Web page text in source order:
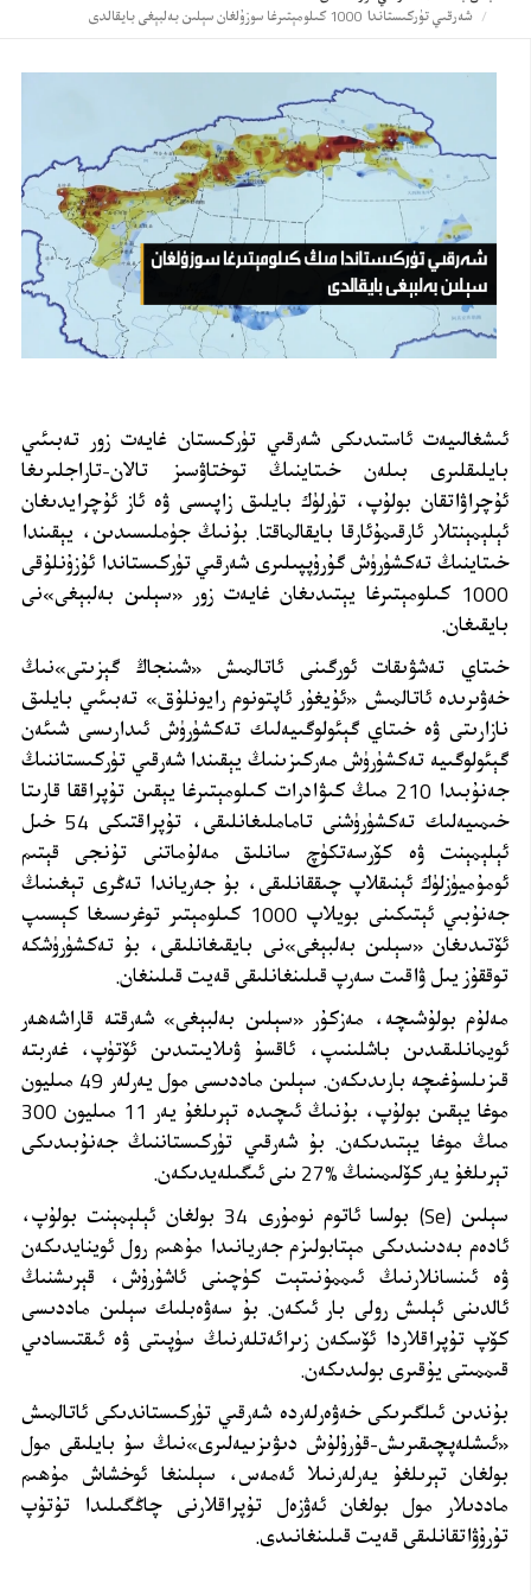
شەرقىي تۈركىستاندا 1000 كىلومېتىرغا سوزۇلغان سېلىن بەلبېغى بايقالدى
ئىشغالىيەت ئاستىدىكى شەرقىي تۈركىستان غايەت زور تەبىئىي
بايلىقلىرى بىلەن خىتاينىڭ توختاۋسىز تالان-تاراجلىرىغا
ئۇچراۋاتقان بولۇپ، تۈرلۈك بايلىق زاپىسى ۋە ئاز ئۇچرايدىغان
ئېلېمېنتلار ئارقىمۇئارقا بايقالماقتا. بۇنىڭ جۈملىسىدىن، يېقىندا
خىتاينىڭ تەكشۈرۈش گۇرۇپپىلىرى شەرقىي تۈركىستاندا ئۇزۇنلۇقى
1000 كىلومېتىرغا يېتىدىغان غايەت زور «سېلىن بەلبېغى»نى
بايقىغان.
خىتاي تەشۋىقات ئورگىنى ئاتالمىش «شىنجاڭ گېزىتى»نىڭ
خەۋىرىدە ئاتالمىش «ئۇيغۇر ئاپتونوم رايونلۇق» تەبىئىي بايلىق
نازارىتى ۋە خىتاي گېئولوگىيەلىك تەكشۈرۈش ئىدارىسى شىئەن
گېئولوگىيە تەكشۈرۈش مەركىزىنىڭ يېقىندا شەرقىي تۈركىستاننىڭ
جەنۇبىدا 210 مىڭ كىۋادرات كىلومېتىرغا يېقىن تۇپراققا قارىتا
خىمىيەلىك تەكشۈرۈشنى تاماملىغانلىقى، تۇپراقتىكى 54 خىل
ئېلېمېنت ۋە كۆرسەتكۈچ سانلىق مەلۇماتنى تۇنجى قېتىم
ئومۇميۈزلۈك ئېنىقلاپ چىققانلىقى، بۇ جەرياندا تەڭرى تېغىنىڭ
جەنۇبىي ئېتىكىنى بويلاپ 1000 كىلومېتىر توغرىسىغا كېسىپ
ئۆتىدىغان «سېلىن بەلبېغى»نى بايقىغانلىقى، بۇ تەكشۈرۈشكە
توققۇز يىل ۋاقىت سەرپ قىلىنغانلىقى قەيت قىلىنغان.
مەلۇم بولۇشىچە، مەزكۇر «سېلىن بەلبېغى» شەرقتە قاراشەھەر
ئويمانلىقىدىن باشلىنىپ، ئاقسۇ ۋىلايىتىدىن ئۆتۈپ، غەربتە
قىزىلسۇغىچە بارىدىكەن. سېلىن ماددىسى مول يەرلەر 49 مىليون
موغا يېقىن بولۇپ، بۇنىڭ ئىچىدە تېرىلغۇ يەر
11 مىليون 300
مىڭ موغا يېتىدىكەن. بۇ شەرقىي تۈركىستاننىڭ جەنۇبىدىكى
تېرىلغۇ يەر كۆلىمىنىڭ %27 ىنى
ئىگىلەيدىكەن.
سېلىن (Se
) بولسا ئاتوم نومۇرى 34 بولغان ئېلېمېنت بولۇپ،
ئادەم بەدىنىدىكى مېتابولىزم جەريانىدا مۇھىم رول ئوينايدىكەن
ۋە ئىنسانلارنىڭ ئىممۇنىتېت كۈچىنى ئاشۇرۇش، قېرىشنىڭ
ئالدىنى ئېلىش رولى بار ئىكەن. بۇ سەۋەبلىك سېلىن ماددىسى
كۆپ تۇپراقلاردا ئۆسكەن زىرائەتلەرنىڭ سۈپىتى ۋە ئىقتىسادىي
قىممىتى يۇقىرى بولىدىكەن.
بۇندىن ئىلگىرىكى خەۋەرلەردە شەرقىي تۈركىستاندىكى ئاتالمىش
«ئىشلەپچىقىرىش-قۇرۇلۇش دىۋىزىيەلىرى»نىڭ سۇ بايلىقى مول
بولغان تېرىلغۇ يەرلەرنىلا ئەمەس، سېلىنغا ئوخشاش مۇھىم
ماددىلار مول بولغان ئەۋزەل تۇپراقلارنى چاڭگىلىدا تۇتۇپ
تۇرۇۋاتقانلىقى قەيت قىلىنغانىدى.